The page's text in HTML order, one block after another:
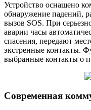
Устройство оснащено
обнаружение падений,
вызов SOS. При
аварии часы
спасения, передают
экстренные контакты.
выбранные контакты о
Современная